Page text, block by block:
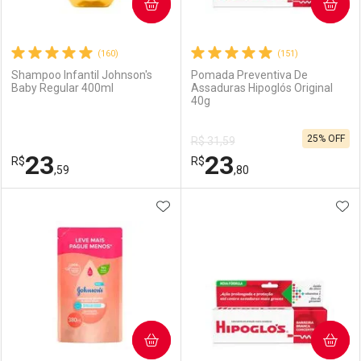
(160)
Shampoo Infantil Johnson's
Baby Regular 400ml
R$23,59
COMPRAR
Laboratório
Por Menos
(151)
Pomada Preventiva De
Assaduras Hipoglós Original
40g
R$ 31,59
R$23,80
25% OFF
COMPRAR
ADICIONAR AOS FAVORITOS
COMPRAR COMPRAR